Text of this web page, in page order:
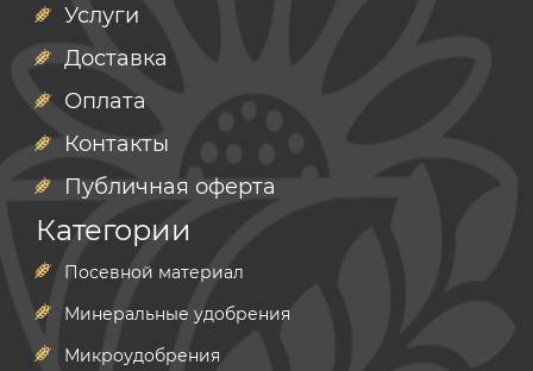
Услуги
Доставка
Оплата
Контакты
Публичная оферта
Категории
Посевной материал
Минеральные удобрения
Микроудобрения